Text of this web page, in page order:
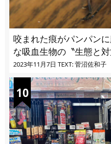
咬まれた痕がパンパン
な吸血生物の〝生態と
ユ・ヌカカ】
2023年11月7日 TEXT: 菅沼佐和子